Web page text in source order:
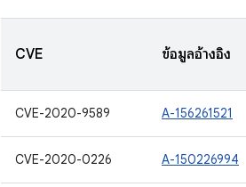
CVE ข้อมูลอ้างอิง
CVE-2020-9589 A-156261521
CVE-2020-0226 A-150226994